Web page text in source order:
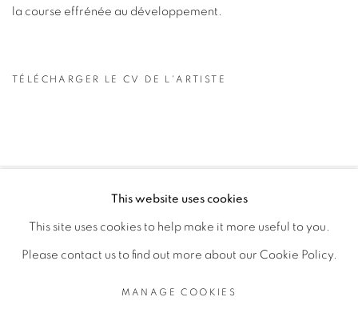
la course effrénée au développement.
TÉLÉCHARGER LE CV DE L'ARTISTE
MANAGE COOKIES
COPYRIGHT © 2026 GALERIE CÉCILE FAKHOURY
SITE BY ARTLOGIC
This website uses cookies
This site uses cookies to help make it more useful to you.
Please contact us to find out more about our Cookie Policy.
MANAGE COOKIES